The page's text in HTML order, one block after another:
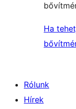
Ha
Rólunk
Hírek